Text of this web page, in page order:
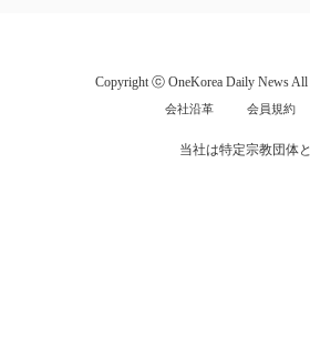
Copyright ⓒ OneKorea Daily News All
会社沿革 会員規約
当社は特定宗教団体